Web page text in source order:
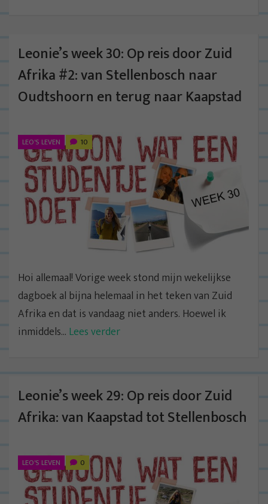
Leonie’s week 30: Op reis door Zuid
Afrika #2: van Stellenbosch naar
Oudtshoorn en terug naar Kaapstad
LEO'S LEVEN 10
Hoi allemaal! Vorige week stond mijn wekelijkse
dagboek al bijna helemaal in het teken van Zuid
Afrika en dat is vandaag niet anders. Hoewel ik
inmiddels... Lees verder
Leonie’s week 29: Op reis door Zuid
Afrika: van Kaapstad tot Stellenbosch
LEO'S LEVEN 0